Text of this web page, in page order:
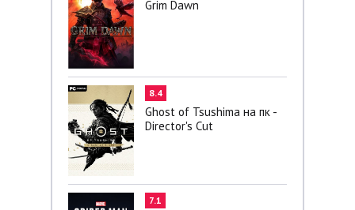
Grim Dawn
8.4
Ghost of Tsushima на пк -
Director's Cut
7.1